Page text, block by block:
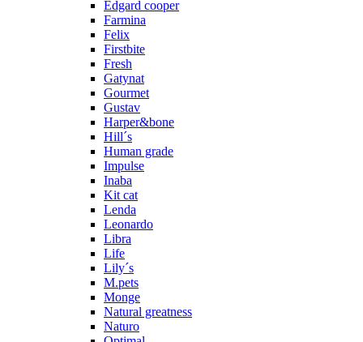
Edgard cooper
Farmina
Felix
Firstbite
Fresh
Gatynat
Gourmet
Gustav
Harper&bone
Hill´s
Human grade
Impulse
Inaba
Kit cat
Lenda
Leonardo
Libra
Life
Lily´s
M.pets
Monge
Natural greatness
Naturo